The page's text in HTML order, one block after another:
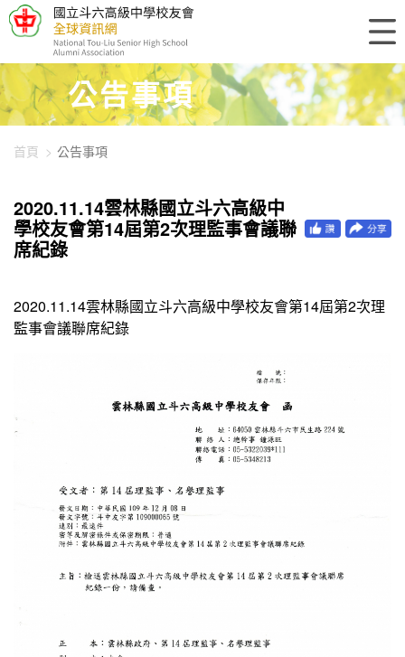
448-7450
公告事項
首頁 公告事項
2020.11.14雲林縣國立斗六高級中
學校友會第14屆第2次理監事會議聯
席紀錄
2020.11.14雲林縣國立斗六高級中學校友會第14屆第2次理
監事會議聯席紀錄